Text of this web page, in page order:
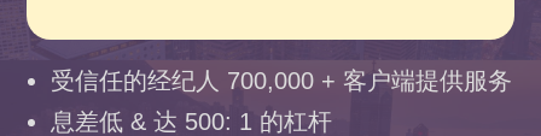
受信任的经纪人 700,000 + 客户端提供服务
息差低 & 达 500: 1 的杠杆